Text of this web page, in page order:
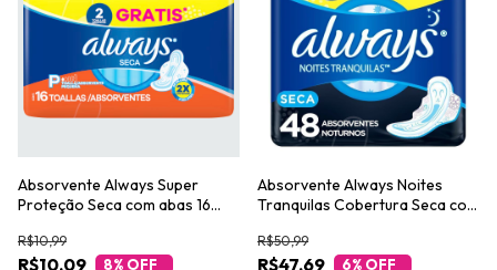
Absorvente Always Super
Proteção Seca com abas 16
R$10,09
R$10,99
8% OFF
Absorvente Always Noites
Tranquilas Cobertura Seca com
R$47,69
R$50,99
6% OFF